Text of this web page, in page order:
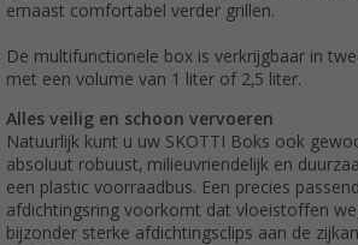
ernaast comfortabel verder grillen.
De multifunctionele box is verkrijgbaar in
met een volume van 1 liter of 2,5 liter.
Alles veilig en schoon vervoeren
Natuurlijk kunt u uw SKOTTI Boks ook
absoluut robuust, milieuvriendelijk en
een plastic voorraadbus. Een precies
afdichtingsring voorkomt dat vloeistoffen
bijzonder sterke afdichtingsclips aan de